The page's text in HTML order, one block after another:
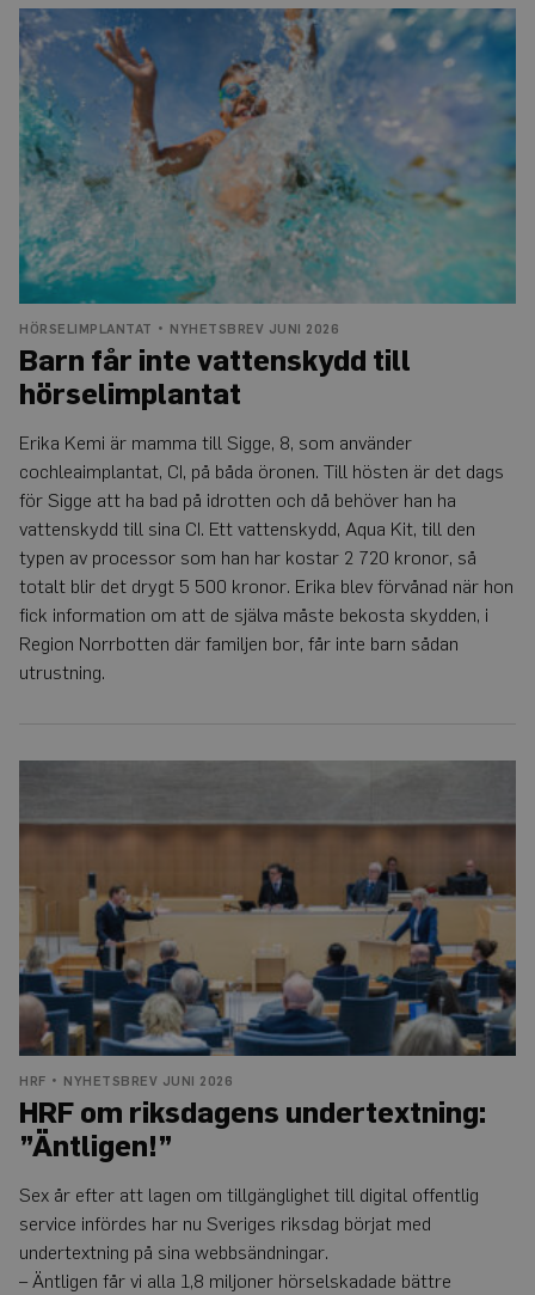
Barn
får
inte
vattenskydd
till
hörselimplantat
HÖRSELIMPLANTAT NYHETSBREV JUNI 2026
Barn får inte vattenskydd till
hörselimplantat
Erika Kemi är mamma till Sigge, 8, som använder
cochleaimplantat, CI, på båda öronen. Till hösten är det dags
för Sigge att ha bad på idrotten och då behöver han ha
vattenskydd till sina CI. Ett vattenskydd, Aqua Kit, till den
typen av processor som han har kostar 2 720 kronor, så
totalt blir det drygt 5 500 kronor. Erika blev förvånad när hon
fick information om att de själva måste bekosta skydden, i
Region Norrbotten där familjen bor, får inte barn sådan
utrustning.
HRF
undertextning:
”Äntligen!”
HRF NYHETSBREV JUNI 2026
HRF om riksdagens undertextning:
”Äntligen!”
Sex år efter att lagen om tillgänglighet till digital offentlig
service infördes har nu Sveriges riksdag börjat med
undertextning på sina webbsändningar.
– Äntligen får vi alla 1,8 miljoner hörselskadade bättre